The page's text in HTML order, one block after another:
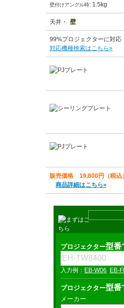
壁付けアングル時: 1.5kg
天井・ 壁
99%プロジェクターに対応
対応機種検索はこちら»
販売価格 19,800円（税込
商品詳細はこちら»
プロジェクター型番
EB-W06 EB-
プロジェクター型番
メーカー